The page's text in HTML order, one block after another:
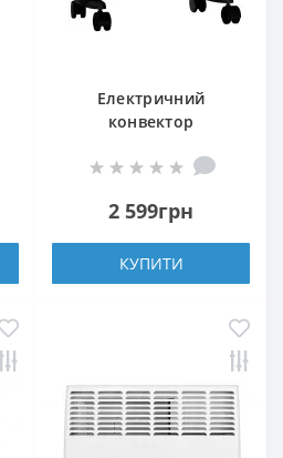
Електричний
конвектор
1000 MD
2 599грн
КУПИТИ